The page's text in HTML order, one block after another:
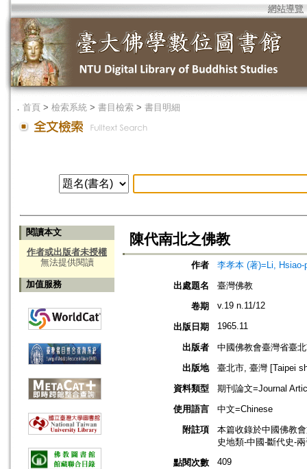
網站導覽
． 首頁 > 檢索系統 > 書目檢索 > 書目明細
閱讀本文
作者或出版者未授權
無法提供閱讀
加值服務
陳代南北之佛教
作者
李孝本 (著)=Li, Hsiao-
出處題名
臺灣佛教
卷期
v.19 n.11/12
出版日期 1965.11
出版者
中國佛教會臺灣省臺
出版地
臺北市, 臺灣 [Taipei
資料類型
期刊論文=Journal
使用語言
中文=Chinese
附註項
本篇收錄於中國佛教
史地類-中國-斷代史-
點閱次數
409